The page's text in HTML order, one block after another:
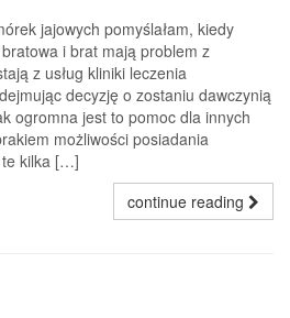
jajowych pomyślałam, kiedy
i brat mają problem z
z usług kliniki leczenia
decyzję o zostaniu dawczynią
ogromna jest to pomoc dla innych
możliwości posiadania
te kilka […]
continue reading